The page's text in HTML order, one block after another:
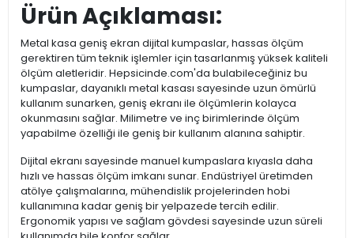
Ürün Açıklaması:
Metal kasa geniş ekran dijital kumpaslar, hassas ölçüm
gerektiren tüm teknik işlemler için tasarlanmış yüksek kaliteli
ölçüm aletleridir. Hepsicinde.com'da bulabileceğiniz bu
kumpaslar, dayanıklı metal kasası sayesinde uzun ömürlü
kullanım sunarken, geniş ekranı ile ölçümlerin kolayca
okunmasını sağlar. Milimetre ve inç birimlerinde ölçüm
yapabilme özelliği ile geniş bir kullanım alanına sahiptir.
Dijital ekranı sayesinde manuel kumpaslara kıyasla daha
hızlı ve hassas ölçüm imkanı sunar. Endüstriyel üretimden
atölye çalışmalarına, mühendislik projelerinden hobi
kullanımına kadar geniş bir yelpazede tercih edilir.
Ergonomik yapısı ve sağlam gövdesi sayesinde uzun süreli